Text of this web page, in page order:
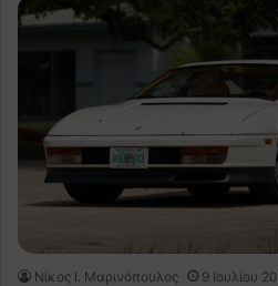
Nίκος Ι. Mαρινόπουλος 9 Ιουλίου